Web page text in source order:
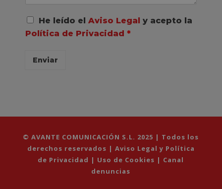
A
u
D
He leído el Aviso Legal y acepto la
Política de Privacidad *
Enviar
© AVANTE COMUNICACIÓN S.L. 2025 | Todos los
derechos reservados | Aviso Legal y Política
de Privacidad | Uso de Cookies | Canal
denuncias